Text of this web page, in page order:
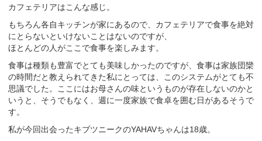
カフェテリアはこんな感じ。
もちろん各自キッチンが家にあるので、カフェテリアで食事を絶対
にとらないといけないことはないのですが、
ほとんどの人がここで食事を楽しみます。
食事は種類も豊富でとても美味しかったのですが、食事は家族団欒
の時間だと教えられてきた私にとっては、このシステムがとても不
思議でした。ここにはお母さんの味というものが存在しないのかと
いうと、そうでもなく、週に一度家族で食卓を囲む日があるそうで
す。
私が今回出会ったキブツニークのYAHAVちゃんは18歳。